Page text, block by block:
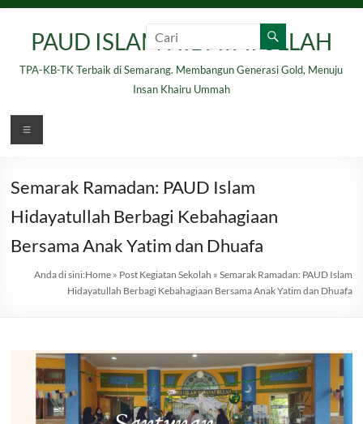
contentPAUD ISLAM HIDAYATULLAH
TPA-KB-TK Terbaik di Semarang. Membangun Generasi Gold, Menuju
Insan Khairu Ummah
Menu
Semarak Ramadan: PAUD Islam
Hidayatullah Berbagi Kebahagiaan
Bersama Anak Yatim dan Dhuafa
Anda di sini:Home» Post Kegiatan Sekolah » Semarak Ramadan: PAUD Islam
Hidayatullah Berbagi Kebahagiaan Bersama Anak Yatim dan Dhuafa